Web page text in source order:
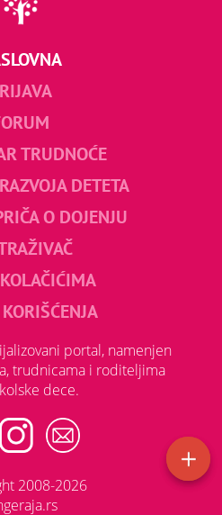
TRUDNOĆE
DETETA
O DOJENJU
portal, namenjen
trudnicama i roditeljima
dece.
2008-2026